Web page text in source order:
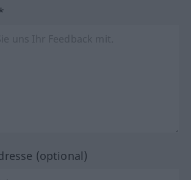
(optional)